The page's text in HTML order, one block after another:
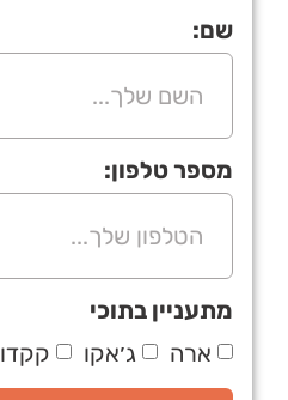
שם:
מספר טלפון:
מתעניין בתוכי
ארה
ג׳אקו קקדו